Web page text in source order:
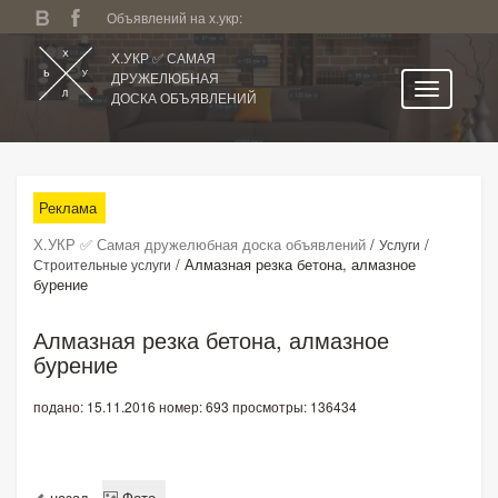
Объявлений на х.укр:
Х.УКР ✅ САМАЯ
ДРУЖЕЛЮБНАЯ
ДОСКА ОБЪЯВЛЕНИЙ
Все регионы
Категории
Избранное
Личный кабинет
Поиск по сайту
Реклама
Х.УКР ✅ Самая дружелюбная доска объявлений / Услуги /
Строительные услуги / Алмазная резка бетона, алмазное
бурение
Алмазная резка бетона, алмазное
бурение
подано: 15.11.2016 номер: 693 просмотры: 136434